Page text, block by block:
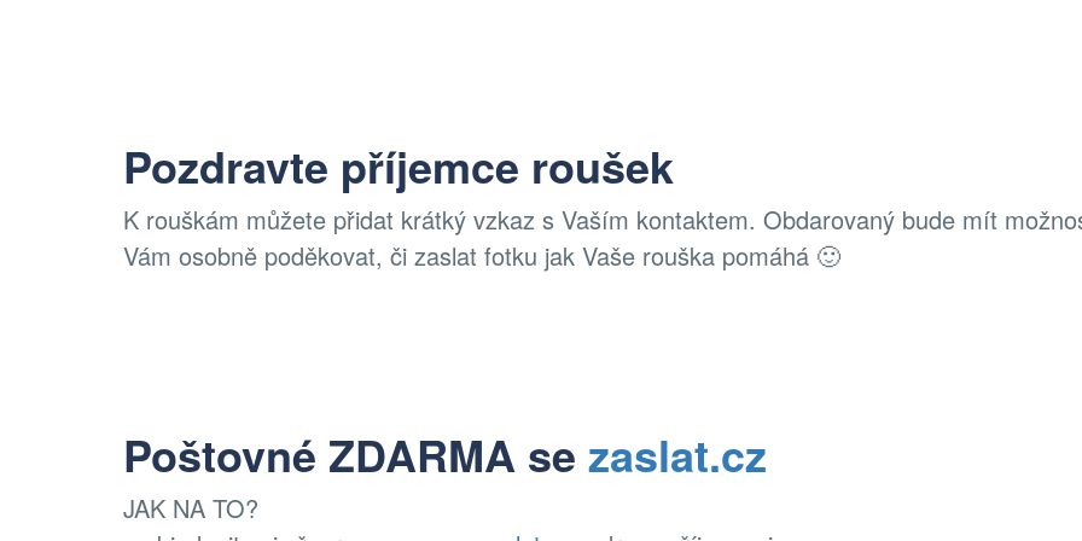
Pozdravte příjemce roušek
K rouškám můžete přidat krátký vzkaz s Vaším kontaktem. Obdarovaný bude mít
Vám osobně poděkovat, či zaslat fotku jak Vaše rouška pomáhá 🙂
Poštovné ZDARMA se zaslat.cz
JAK NA TO?